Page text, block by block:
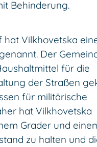
Behinderung.
Vilkhovetska
Der
für die
der Straßen
für militärische
hat Vilkhovetska
Grader und
zu halten und